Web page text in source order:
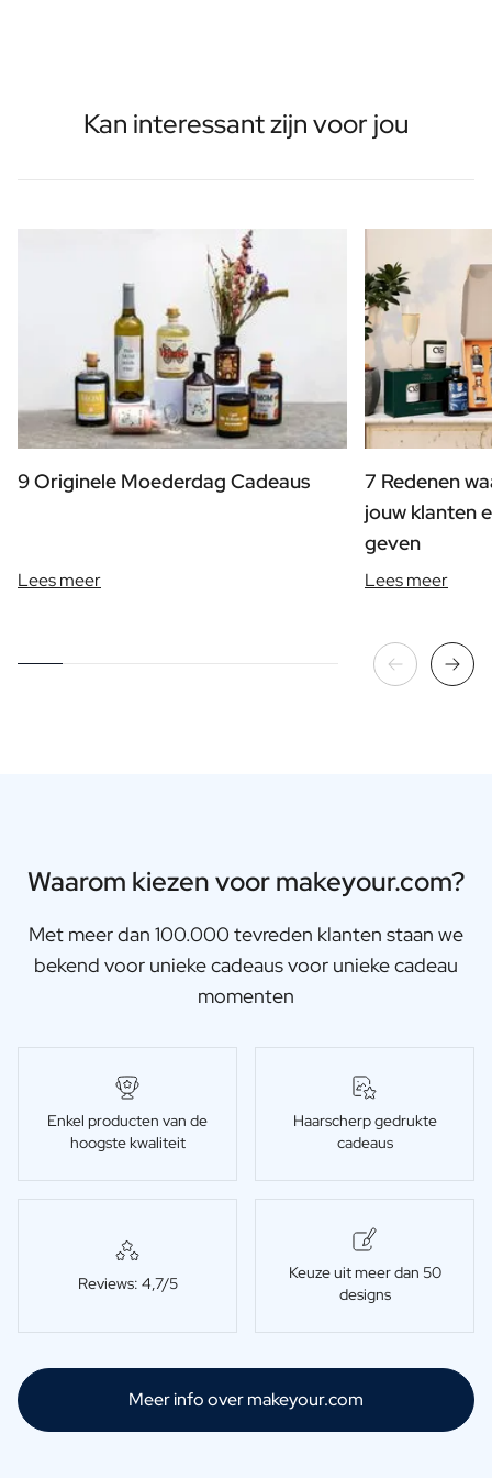
Kan interessant zijn voor jou
9 Originele Moederdag Cadeaus
Lees meer
7 Redenen
jouw klanten
geven
Lees meer
Waarom kiezen voor makeyour.com?
Met meer dan 100.000 tevreden klanten staan we
bekend voor unieke cadeaus voor unieke cadeau
momenten
Enkel producten van de
hoogste kwaliteit
Haarscherp gedrukte
cadeaus
Reviews: 4,7/5
Keuze uit meer dan 50
designs
Meer info over makeyour.com